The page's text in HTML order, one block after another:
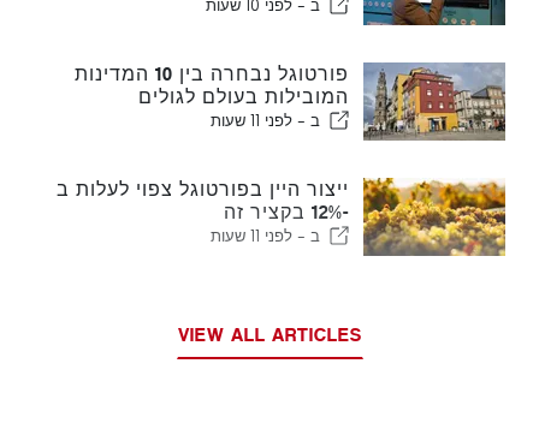
ב - לפני 10 שעות
פורטוגל נבחרה בין 10 המדינות
המובילות בעולם לגולים
ב - לפני 11 שעות
ייצור היין בפורטוגל צפוי לעלות ב
-12% בקציר זה
ב - לפני 11 שעות
VIEW ALL ARTICLES